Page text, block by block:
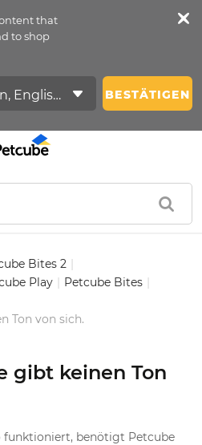
that
to shop
BESTÄTIGEN
Bites 2 |
Play | Petcube Bites |
Ton von sich.
gibt keinen Ton
funktioniert, benötigt Petcube